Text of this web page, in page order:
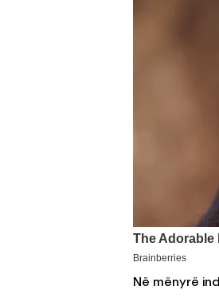
Në mënyrë